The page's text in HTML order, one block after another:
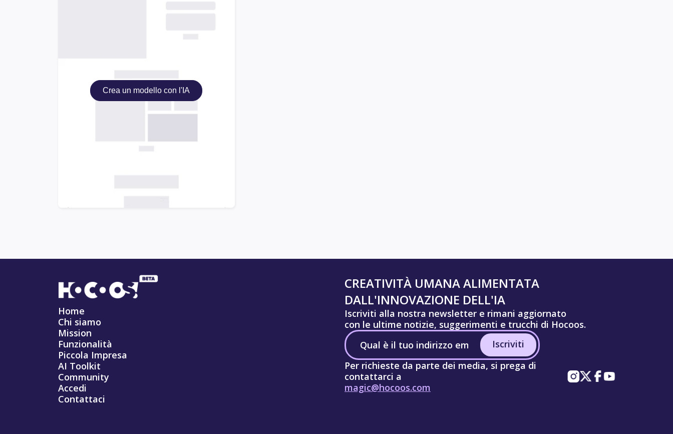
Crea un modello con l'IA
Home
Chi siamo
Mission
Funzionalità
Piccola Impresa
AI Toolkit
Community
Accedi
Contattaci
CREATIVITÀ UMANA ALIMENTATA
DALL'INNOVAZIONE DELL'IA
Iscriviti alla nostra newsletter e rimani aggiornato
con le ultime notizie, suggerimenti e trucchi di Hocoos.
Iscriviti
Per richieste da parte dei media, si prega di
contattarci a
magic@hocoos.com